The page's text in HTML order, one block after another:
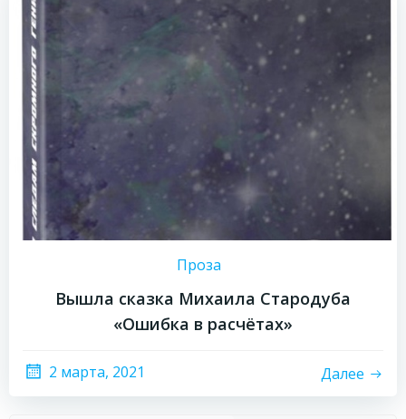
Проза
Вышла сказка Михаила Стародуба
«Ошибка в расчётах»
2 марта, 2021 Далее